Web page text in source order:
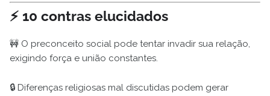
⚡ 10 contras elucidados
🚧 O preconceito social pode tentar invadir sua relação,
exigindo força e união constantes.
🔒 Diferenças religiosas mal discutidas podem gerar